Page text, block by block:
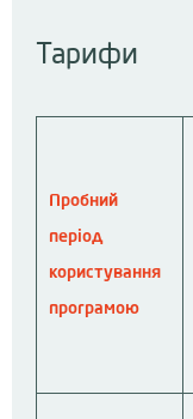
Тарифи
Пробний
період
користування
програмою